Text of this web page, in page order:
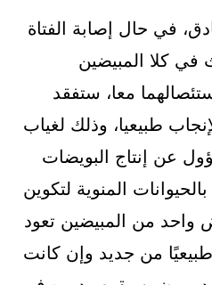
في حال إصابة الفتاة
في كلا المبيضين
معا، ستفقد
طبيعيا، وذلك لغياب
عن إنتاج البويضات
المنوية لتكوين
واحد من المبيضين تعود
من جديد وإن كانت